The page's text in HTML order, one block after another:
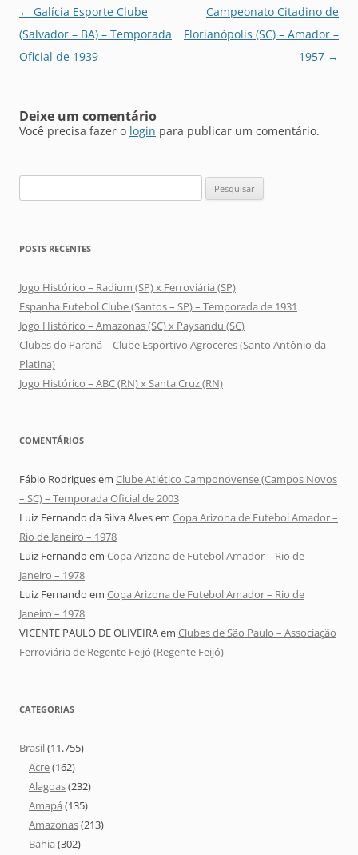
Navegação
de
posts
← Galícia Esporte Clube
(Salvador – BA) – Temporada
Oficial de 1939
Campeonato Citadino de
Florianópolis (SC) – Amador –
1957 →
Deixe um comentário
Você precisa fazer o login para publicar um comentário.
por:
POSTS RECENTES
Jogo Histórico – Radium (SP) x Ferroviária (SP)
Espanha Futebol Clube (Santos – SP) – Temporada de 1931
Jogo Histórico – Amazonas (SC) x Paysandu (SC)
Clubes do Paraná – Clube Esportivo Agroceres (Santo Antônio da
Platina)
Jogo Histórico – ABC (RN) x Santa Cruz (RN)
COMENTÁRIOS
Fábio Rodriguesem Clube Atlético Camponovense (Campos Novos
– SC) – Temporada Oficial de 2003
Luiz Fernando da Silva Alvesem Copa Arizona de Futebol Amador –
Rio de Janeiro – 1978
Luiz Fernando em Copa Arizona de Futebol Amador – Rio de
Janeiro – 1978
Luiz Fernando em Copa Arizona de Futebol Amador – Rio de
Janeiro – 1978
VICENTE PAULO DE OLIVEIRAem Clubes de São Paulo – Associação
Ferroviária de Regente Feijó (Regente Feijó)
CATEGORIAS
Brasil(11.755)
Acre(162)
Alagoas(232)
Amapá (135)
Amazonas(213)
Bahia (302)